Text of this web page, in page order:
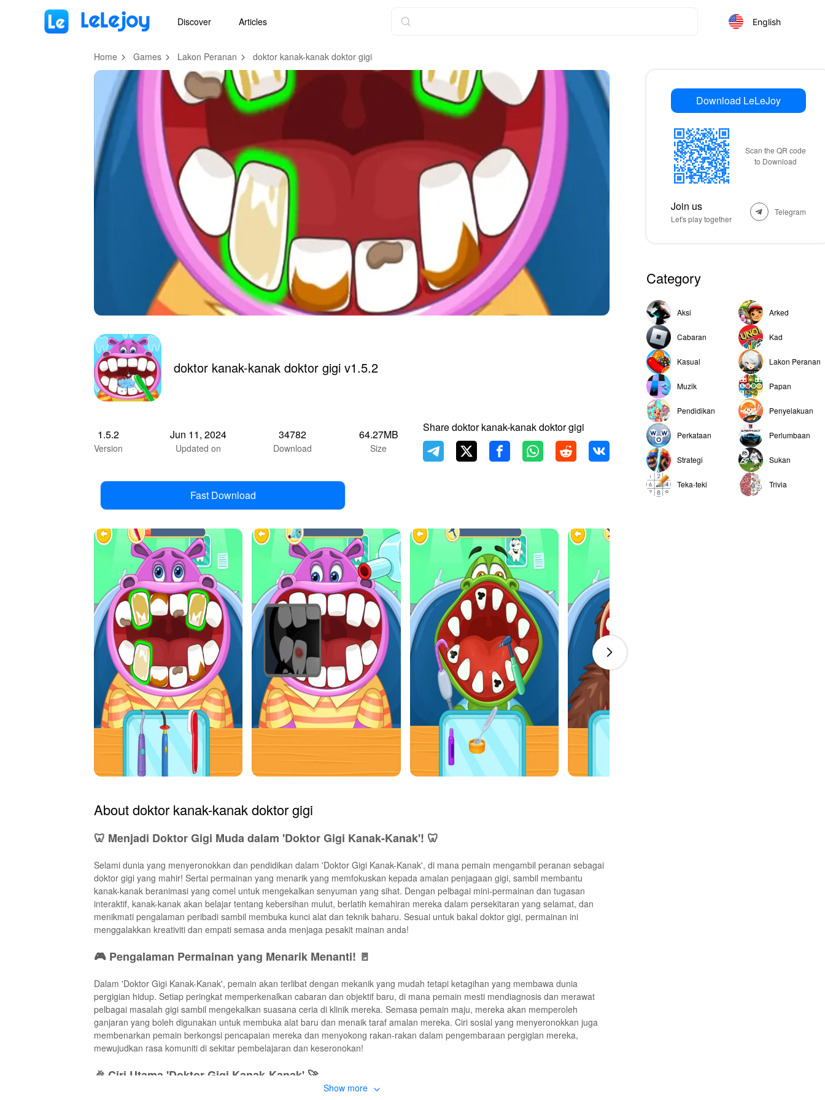
Discover Articles English
Home Games Lakon Peranan doktor kanak-kanak doktor gigi
doktor kanak-kanak doktor gigi v1.5.2
1.5.2
Version
Jun 11, 2024
Updated on
34782
Download
64.27MB
Size
Share doktor kanak-kanak doktor gigi
Fast Download
About doktor kanak-kanak doktor gigi
🦷 Menjadi Doktor Gigi Muda dalam 'Doktor Gigi Kanak-Kanak'! 🦷
Selami dunia yang menyeronokkan dan pendidikan dalam 'Doktor Gigi Kanak-Kanak', di mana pemain mengambil peranan sebagai
doktor gigi yang mahir! Sertai permainan yang menarik yang memfokuskan kepada amalan penjagaan gigi, sambil membantu
kanak-kanak beranimasi yang comel untuk mengekalkan senyuman yang sihat. Dengan pelbagai mini-permainan dan tugasan
interaktif, kanak-kanak akan belajar tentang kebersihan mulut, berlatih kemahiran mereka dalam persekitaran yang selamat, dan
menikmati pengalaman peribadi sambil membuka kunci alat dan teknik baharu. Sesuai untuk bakal doktor gigi, permainan ini
menggalakkan kreativiti dan empati semasa anda menjaga pesakit mainan anda!
🎮 Pengalaman Permainan yang Menarik Menanti! 🚪
Dalam 'Doktor Gigi Kanak-Kanak', pemain akan terlibat dengan mekanik yang mudah tetapi ketagihan yang membawa dunia
pergigian hidup. Setiap peringkat memperkenalkan cabaran dan objektif baru, di mana pemain mesti mendiagnosis dan merawat
pelbagai masalah gigi sambil mengekalkan suasana ceria di klinik mereka. Semasa pemain maju, mereka akan memperoleh
ganjaran yang boleh digunakan untuk membuka alat baru dan menaik taraf amalan mereka. Ciri sosial yang menyeronokkan juga
membenarkan pemain berkongsi pencapaian mereka dan menyokong rakan-rakan dalam pengembaraan pergigian mereka,
mewujudkan rasa komuniti di sekitar pembelajaran dan keseronokan!
🎉 Ciri Utama 'Doktor Gigi Kanak-Kanak' 🚀
Show more
Download LeLeJoy
Scan the QR code
to Download
Join us
Let's play together
Telegram
Category
Aksi Arked
Cabaran Kad
Kasual Lakon Peranan
Muzik Papan
Pendidikan Penyelakuan
Perkataan Perlumbaan
Strategi Sukan
Teka-teki Trivia